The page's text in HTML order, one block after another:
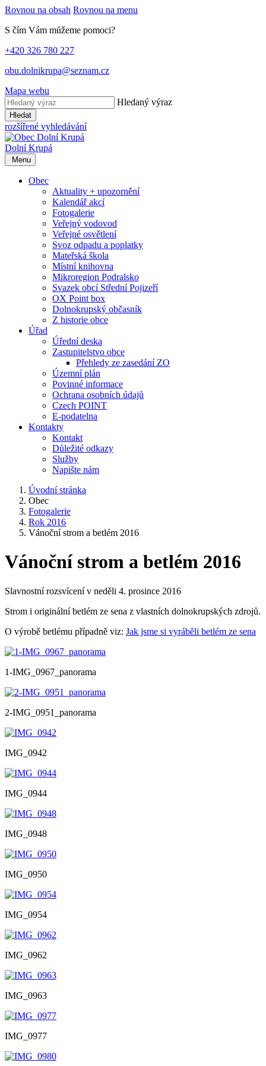
Rovnou na obsah Rovnou na menu
S čím Vám můžeme pomoci?
+420 326 780 227
obu.dolnikrupa@seznam.cz
Mapa webu
Hledaný výraz
Hledat
rozšířené vyhledávání
Dolní Krupá
Menu
Obec
Aktuality + upozornění
Kalendář akcí
Fotogalerie
Veřejný vodovod
Veřejné osvětlení
Svoz odpadu a poplatky
Mateřská škola
Místní knihovna
Mikroregion Podralsko
Svazek obcí Střední Pojizeří
OX Point box
Dolnokrupský občasník
Z historie obce
Úřad
Úřední deska
Zastupitelstvo obce
Přehledy ze zasedání ZO
Územní plán
Povinné informace
Ochrana osobních údajů
Czech POINT
E-podatelna
Kontakty
Kontakt
Důležité odkazy
Služby
Napište nám
Úvodní stránka
Obec
Fotogalerie
Rok 2016
Vánoční strom a betlém 2016
Vánoční strom a betlém 2016
Slavnostní rozsvícení v neděli 4. prosince 2016
Strom i originální betlém ze sena z vlastních dolnokrupských zdrojů.
O výrobě betlému případně viz: Jak jsme si vyráběli betlém ze sena
1-IMG_0967_panorama
2-IMG_0951_panorama
IMG_0942
IMG_0944
IMG_0948
IMG_0950
IMG_0954
IMG_0962
IMG_0963
IMG_0977